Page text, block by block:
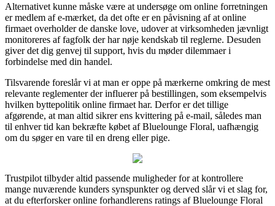
Alternativet kunne måske være at undersøge om online forretningen
er medlem af e-mærket, da det ofte er en påvisning af at online
firmaet overholder de danske love, udover at virksomheden jævnligt
monitoreres af fagfolk der har nøje kendskab til reglerne. Desuden
giver det dig genvej til support, hvis du møder dilemmaer i
forbindelse med din handel.
Tilsvarende foreslår vi at man er oppe på mærkerne omkring de mest
relevante reglementer der influerer på bestillingen, som eksempelvis
hvilken byttepolitik online firmaet har. Derfor er det tillige
afgørende, at man altid sikrer ens kvittering på e-mail, således man
til enhver tid kan bekræfte købet af Bluelounge Floral, uafhængig
om du søger en vare til en dreng eller pige.
Trustpilot tilbyder altid passende muligheder for at kontrollere
mange nuværende kunders synspunkter og derved slår vi et slag for,
at du efterforsker online forhandlerens ratings af Bluelounge Floral